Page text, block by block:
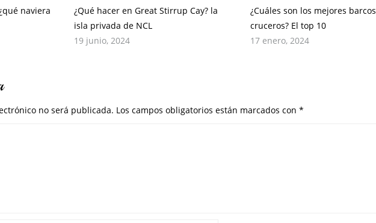
naviera
¿Qué hacer en Great Stirrup Cay? la
isla privada de NCL
19 junio, 2024
¿Cuáles son los mejores
cruceros? El top 10
17 enero, 2024
no será publicada. Los campos obligatorios están marcados con *